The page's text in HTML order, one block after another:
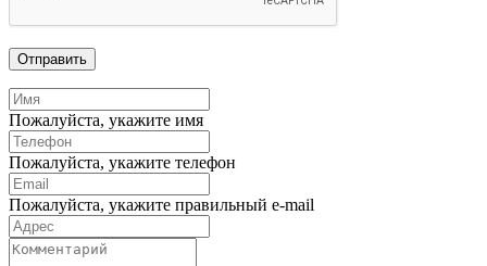
Отправить
Пожалуйста, укажите имя
Пожалуйста, укажите телефон
Пожалуйста, укажите правильный e-mail